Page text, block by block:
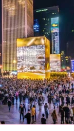
Algoritmos
Transgénero